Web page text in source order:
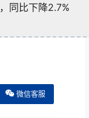
，同比下降2.7%
微信客服